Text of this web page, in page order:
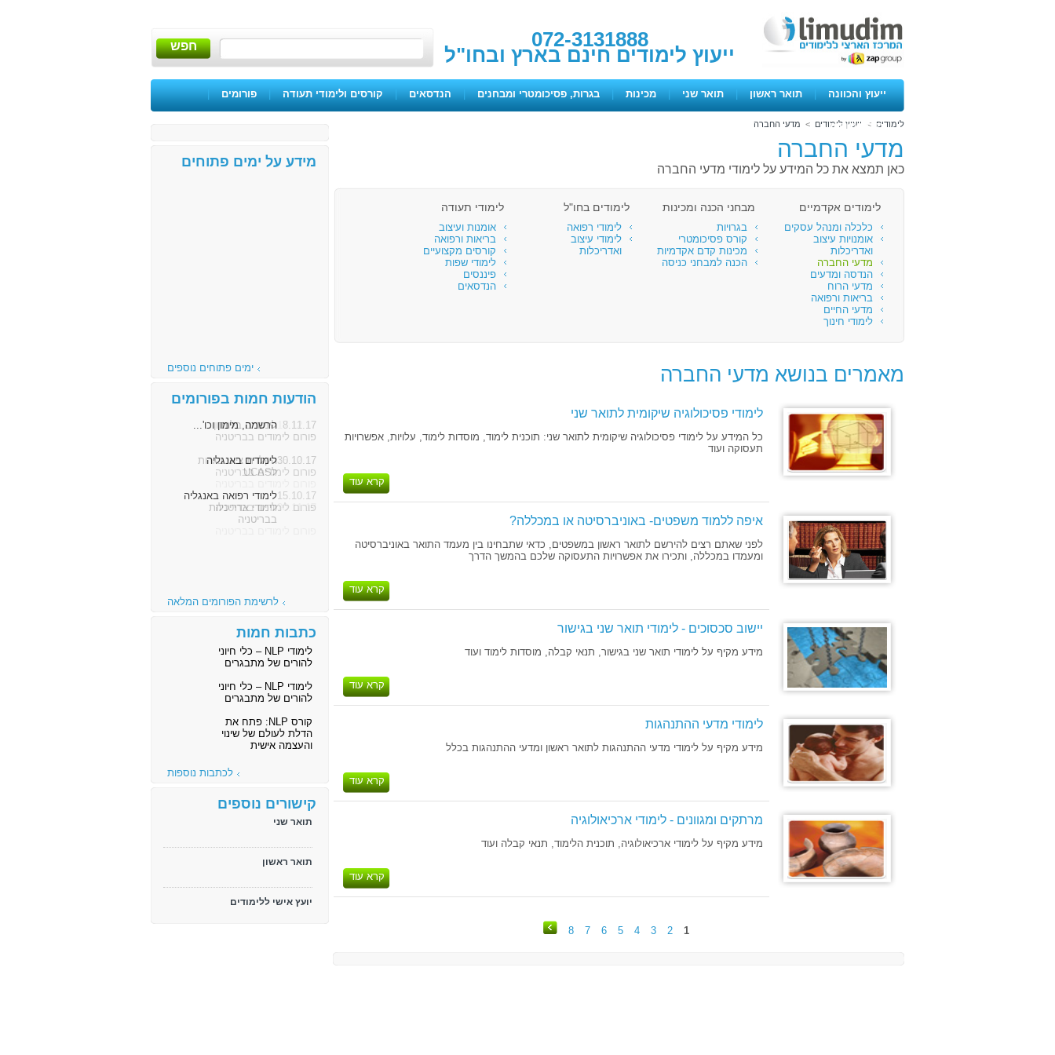
072-3131888
ייעוץ לימודים חינם בארץ ובחו"ל חפש
ייעוץ והכוונה | תואר ראשון | תואר שני | מכינות | בגרות, פסיכומטרי ומבחנים | הנדסאים | קורסים ולימודי תעודה | פורומים |
ימים פתוחיםלימודים > ייעוץ לימודים > מדעי החברה
מדעי החברה
כאן תמצא את כל המידע על לימודי מדעי החברה
לימודים אקדמיים
כלכלה ומנהל עסקים
אומנויות עיצוב
ואדריכלות
מדעי החברה
הנדסה ומדעים
מדעי הרוח
בריאות ורפואה
מדעי החיים
לימודי חינוך
מבחני הכנה ומכינות
בגרויות
קורס פסיכומטרי
מכינות קדם אקדמיות
הכנה למבחני כניסה
לימודים בחו"ל
לימודי רפואה
לימודי עיצוב
ואדריכלות
לימודי תעודה
אומנות ועיצוב
בריאות ורפואה
קורסים מקצועיים
לימודי שפות
פיננסים
הנדסאים
מאמרים בנושא מדעי החברה
לימודי פסיכולוגיה שיקומית לתואר שני
כל המידע על לימודי פסיכולוגיה שיקומית לתואר שני: תוכנית לימוד, מוסדות לימוד, עלויות, אפשרויות
תעסוקה ועוד
קרא עוד
איפה ללמוד משפטים- באוניברסיטה או במכללה?
לפני שאתם רצים להירשם לתואר ראשון במשפטים, כדאי שתבחינו בין מעמד התואר באוניברסיטה
ומעמדו במכללה, ותכירו את אפשרויות התעסוקה שלכם בהמשך הדרך
קרא עוד
יישוב סכסוכים - לימודי תואר שני בגישור
מידע מקיף על לימודי תואר שני בגישור, תנאי קבלה, מוסדות לימוד ועוד
קרא עוד
לימודי מדעי ההתנהגות
מידע מקיף על לימודי מדעי ההתנהגות לתואר ראשון ומדעי ההתנהגות בכלל
קרא עוד
מרתקים ומגוונים - לימודי ארכיאולוגיה
מידע מקיף על לימודי ארכיאולוגיה, תוכנית הלימוד, תנאי קבלה ועוד
קרא עוד
1
2
3
4
5
6
7
8
מידע על ימים פתוחים
ימים פתוחים נוספים
הודעות חמות בפורומים
8.11.17 הרשמה, מימון וכו'...
פורום לימודים בבריטניה
30.10.17לימודים באנגליה
פורום לימודים בבריטניה
15.10.17לימודי רפואה באנגליה
פורום לימודים בבריטניה
לרשימת הפורומים המלאה
כתבות חמות
לימודי NLP – כלי חיוני
להורים של מתבגרים
לימודי NLP – כלי חיוני
להורים של מתבגרים
קורס NLP: פתח את
הדלת לעולם של שינוי
והעצמה אישית
לכתבות נוספות
קישורים נוספים
תואר שני
תואר ראשון
יועץ אישי ללימודים